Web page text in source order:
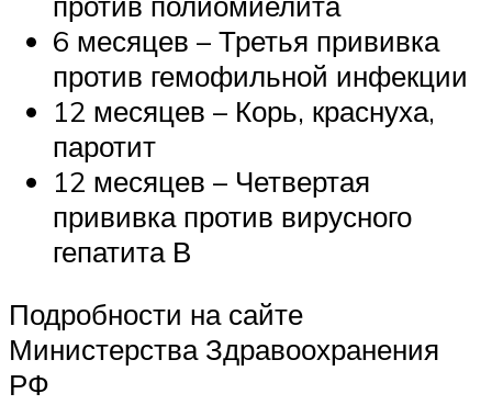
6 месяцев – Третья прививка
против гемофильной инфекции
12 месяцев – Корь, краснуха,
паротит
12 месяцев – Четвертая
прививка против вирусного
гепатита В
Подробности на сайте
Министерства Здравоохранения
РФ